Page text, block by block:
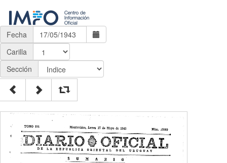
Fecha
Carilla
Sección